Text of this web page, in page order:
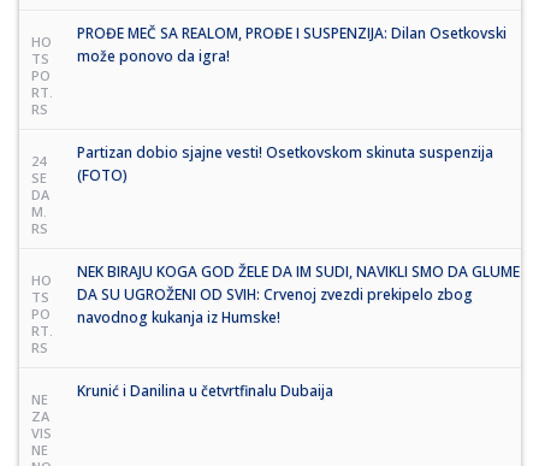
HO
TS
PO
RT.
RS
PROĐE MEČ SA REALOM, PROĐE I SUSPENZIJA: Dilan Osetkovski
može ponovo da igra!
24
SE
DA
M.
RS
Partizan dobio sjajne vesti! Osetkovskom skinuta suspenzija
(FOTO)
HO
TS
PO
RT.
RS
NEK BIRAJU KOGA GOD ŽELE DA IM SUDI, NAVIKLI SMO DA GLUME
DA SU UGROŽENI OD SVIH: Crvenoj zvezdi prekipelo zbog
navodnog kukanja iz Humske!
NE
ZA
VIS
NE
Krunić i Danilina u četvrtfinalu Dubaija